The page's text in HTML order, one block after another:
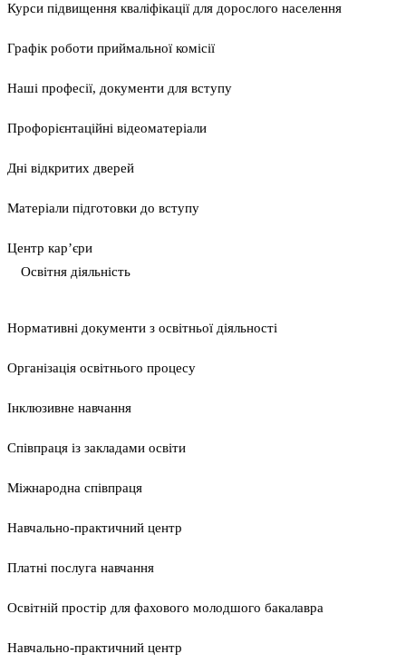
Курси підвищення кваліфікації для дорослого населення
Графік роботи приймальної комісії
Наші професії, документи для вступу
Профорієнтаційні відеоматеріали
Дні відкритих дверей
Матеріали підготовки до вступу
Центр кар’єри
Освітня діяльність
Нормативні документи з освітньої діяльності
Організація освітнього процесу
Інклюзивне навчання
Співпраця із закладами освіти
Міжнародна співпраця
Навчально-практичний центр
Платні послуга навчання
Освітній простір для фахового молодшого бакалавра
Навчально-практичний центр